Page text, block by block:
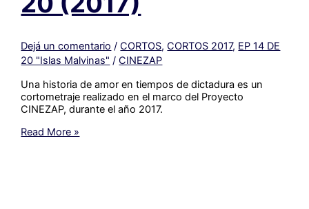
Dejá un comentario /CORTOS,CORTOS 2017, EP 14 DE
20 "Islas Malvinas" /CINEZAP
Una historia de amor en tiempos de dictadura es un
cortometraje realizado en el marco del Proyecto
CINEZAP, durante el año 2017.
#137_
Read More »